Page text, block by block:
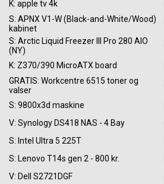
K: apple tv 4k
S: APNX V1-W (Black-and-White/Wood)
kabinet
S: Arctic Liquid Freezer III Pro 280 AIO
(NY)
K: Z370/390 MicroATX board
GRATIS: Workcentre 6515 toner og
valser
S: 9800x3d maskine
V: Synology DS418 NAS - 4 Bay
S: Intel Ultra 5 225T
S: Lenovo T14s gen 2 - 800 kr.
V: Dell S2721DGF